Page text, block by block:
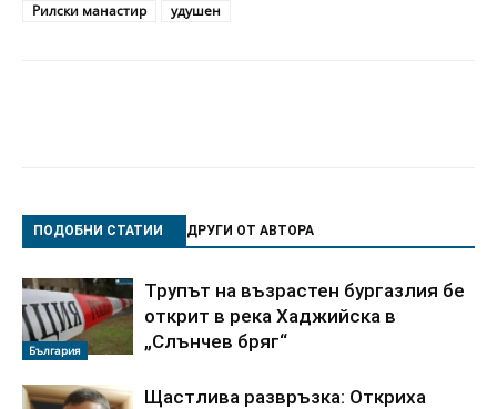
Рилски манастир
удушен
ПОДОБНИ СТАТИИ ДРУГИ ОТ АВТОРА
България
Трупът на възрастен бургазлия бе
открит в река Хаджийска в
„Слънчев бряг“
Щастлива развръзка: Откриха